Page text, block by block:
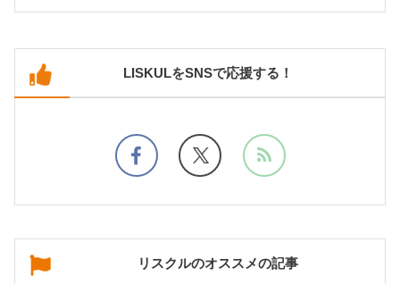
LISKULをSNSで応援する！
リスクルのオススメの記事